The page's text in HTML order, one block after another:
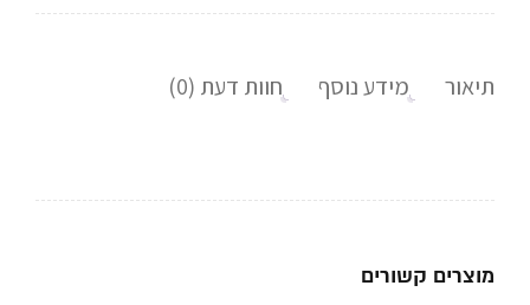
תיאור מידע נוסף חוות דעת (0)
מוצרים קשורים